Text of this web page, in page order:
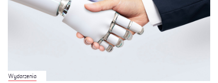
Face